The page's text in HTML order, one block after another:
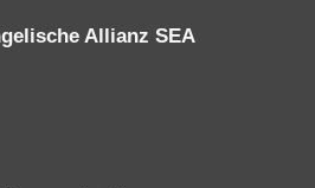
Allianz SEA